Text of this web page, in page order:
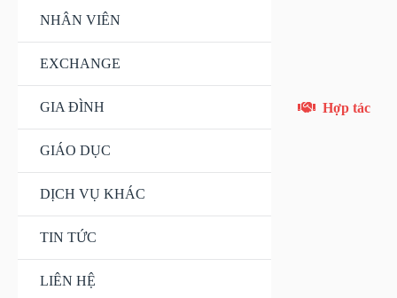
NHÂN VIÊN
EXCHANGE
GIA ĐÌNH
GIÁO DỤC
DỊCH VỤ KHÁC
TIN TỨC
LIÊN HỆ
Hợp tác